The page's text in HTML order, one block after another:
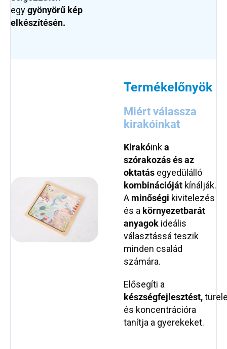
egygyönyörű kép
elkészítésén.
Termékelőnyök
Miért válassza
kirakóinkat
Kirakóinka
szórakozás és az
oktatás egyedülálló
kombinációját kínálják.
A minőségi kivitelezés
és a környezetbarát
anyagok ideális
választássá teszik
minden család
számára.
Elősegíti a
készségfejlesztést,
és koncentrációra
tanítja a gyerekeket.